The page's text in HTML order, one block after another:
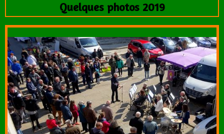
Quelques photos 2019